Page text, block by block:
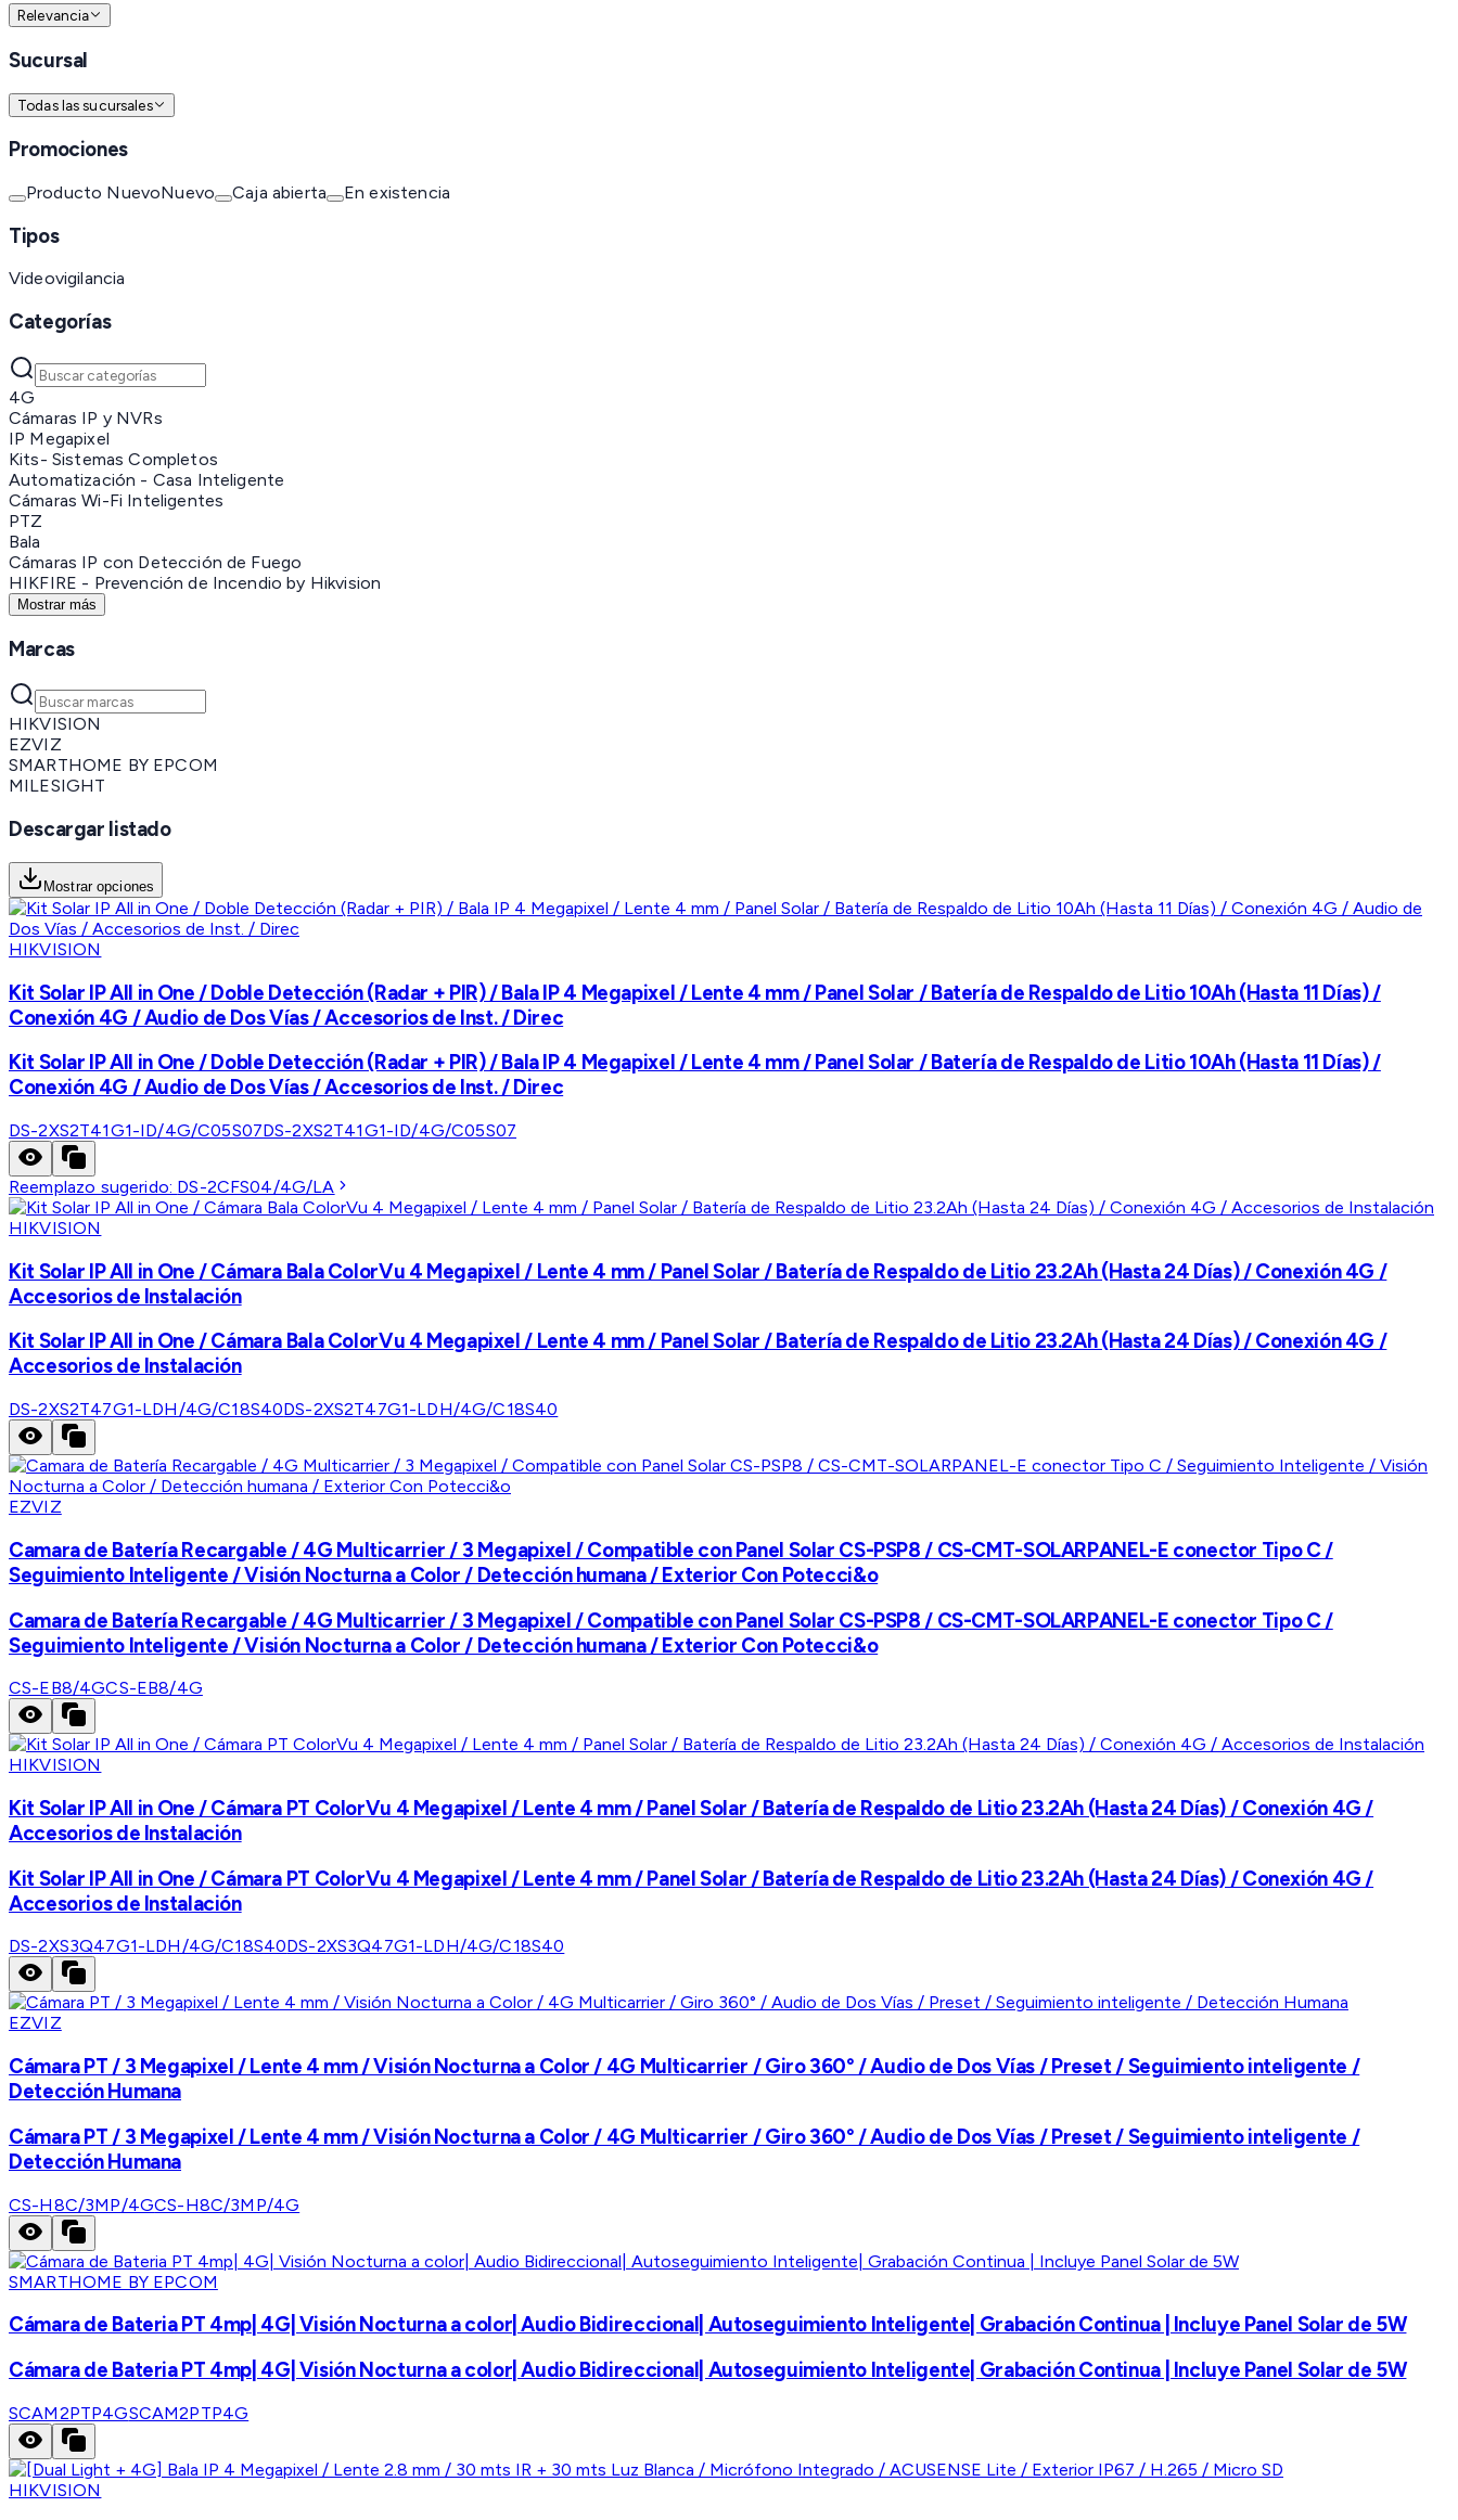
Relevancia
Sucursal
Todas las sucursales
Promociones
Producto NuevoNuevo Caja abierta En existencia
Tipos
Videovigilancia
Categorías
4G
Cámaras IP y NVRs
IP Megapixel
Kits- Sistemas Completos
Automatización - Casa Inteligente
Cámaras Wi-Fi Inteligentes
PTZ
Bala
Cámaras IP con Detección de Fuego
HIKFIRE - Prevención de Incendio by Hikvision
Mostrar más
Marcas
HIKVISION
EZVIZ
SMARTHOME BY EPCOM
MILESIGHT
Descargar listado
Mostrar opciones
HIKVISION
Kit Solar IP All in One / Doble Detección (Radar + PIR) / Bala IP 4 Megapixel / Lente 4 mm / Panel Solar / Batería de Respaldo de Litio 10Ah (Hasta 11 Días) /
Conexión 4G / Audio de Dos Vías / Accesorios de Inst. / Direc
Kit Solar IP All in One / Doble Detección (Radar + PIR) / Bala IP 4 Megapixel / Lente 4 mm / Panel Solar / Batería de Respaldo de Litio 10Ah (Hasta 11 Días) /
Conexión 4G / Audio de Dos Vías / Accesorios de Inst. / Direc
DS-2XS2T41G1-ID/4G/C05S07DS-2XS2T41G1-ID/4G/C05S07
Reemplazo sugerido: DS-2CFS04/4G/LA
HIKVISION
Kit Solar IP All in One / Cámara Bala ColorVu 4 Megapixel / Lente 4 mm / Panel Solar / Batería de Respaldo de Litio 23.2Ah (Hasta 24 Días) / Conexión 4G /
Accesorios de Instalación
Kit Solar IP All in One / Cámara Bala ColorVu 4 Megapixel / Lente 4 mm / Panel Solar / Batería de Respaldo de Litio 23.2Ah (Hasta 24 Días) / Conexión 4G /
Accesorios de Instalación
DS-2XS2T47G1-LDH/4G/C18S40DS-2XS2T47G1-LDH/4G/C18S40
EZVIZ
Camara de Batería Recargable / 4G Multicarrier / 3 Megapixel / Compatible con Panel Solar CS-PSP8 / CS-CMT-SOLARPANEL-E conector Tipo C /
Seguimiento Inteligente / Visión Nocturna a Color / Detección humana / Exterior Con Potecci&o
Camara de Batería Recargable / 4G Multicarrier / 3 Megapixel / Compatible con Panel Solar CS-PSP8 / CS-CMT-SOLARPANEL-E conector Tipo C /
Seguimiento Inteligente / Visión Nocturna a Color / Detección humana / Exterior Con Potecci&o
CS-EB8/4GCS-EB8/4G
HIKVISION
Kit Solar IP All in One / Cámara PT ColorVu 4 Megapixel / Lente 4 mm / Panel Solar / Batería de Respaldo de Litio 23.2Ah (Hasta 24 Días) / Conexión 4G /
Accesorios de Instalación
Kit Solar IP All in One / Cámara PT ColorVu 4 Megapixel / Lente 4 mm / Panel Solar / Batería de Respaldo de Litio 23.2Ah (Hasta 24 Días) / Conexión 4G /
Accesorios de Instalación
DS-2XS3Q47G1-LDH/4G/C18S40DS-2XS3Q47G1-LDH/4G/C18S40
EZVIZ
Cámara PT / 3 Megapixel / Lente 4 mm / Visión Nocturna a Color / 4G Multicarrier / Giro 360° / Audio de Dos Vías / Preset / Seguimiento inteligente /
Detección Humana
Cámara PT / 3 Megapixel / Lente 4 mm / Visión Nocturna a Color / 4G Multicarrier / Giro 360° / Audio de Dos Vías / Preset / Seguimiento inteligente /
Detección Humana
CS-H8C/3MP/4GCS-H8C/3MP/4G
SMARTHOME BY EPCOM
Cámara de Bateria PT 4mp| 4G| Visión Nocturna a color| Audio Bidireccional| Autoseguimiento Inteligente| Grabación Continua | Incluye Panel Solar de 5W
Cámara de Bateria PT 4mp| 4G| Visión Nocturna a color| Audio Bidireccional| Autoseguimiento Inteligente| Grabación Continua | Incluye Panel Solar de 5W
SCAM2PTP4GSCAM2PTP4G
HIKVISION